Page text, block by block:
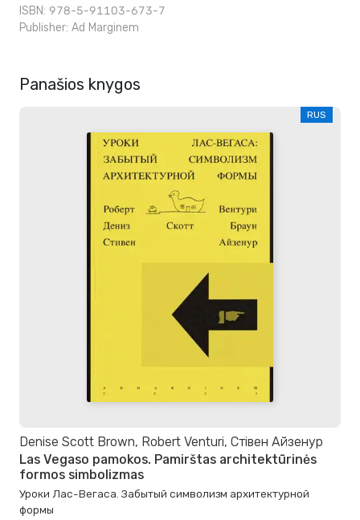
ISBN: 978-5-91103-673-7
Publisher: Ad Marginem
Panašios knygos
RUS
Denise Scott Brown, Robert Venturi, Стівен Айзенур
Las Vegaso pamokos. Pamirštas architektūrinės
formos simbolizmas
Уроки Лас-Вегаса. Забытый символизм архитектурной
формы